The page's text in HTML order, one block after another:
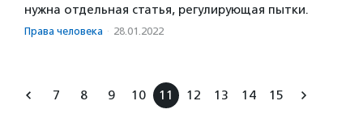
нужна отдельная статья, регулирующая пытки.
Права человека · 28.01.2022
7 8 9 10 11 12 13 14 15